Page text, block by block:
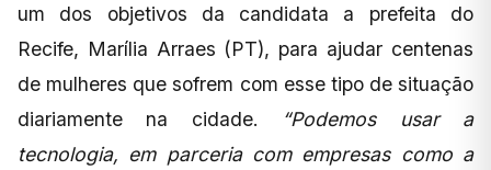
um dos objetivos da candidata a prefeita do
Recife, Marília Arraes (PT), para ajudar centenas
de mulheres que sofrem com esse tipo de situação
diariamente na cidade.
“Podemos usar a
tecnologia, em parceria com empresas como a